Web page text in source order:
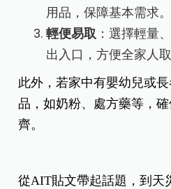
用品，保障基本需求。
輕便易取 ：選擇輕量
出入口，方便全家人取
此外，若家中有嬰幼兒或
品，如奶粉、處方藥等，
齊。
從AIT貼文帶起話題，到天